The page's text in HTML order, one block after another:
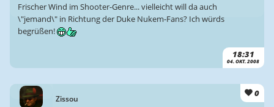
18:31
04. OKT. 2008
Frischer Wind im Shooter-Genre... vielleicht will da auch
\"jemand\" in Richtung der Duke Nukem-Fans? Ich würds
begrüßen!
Zissou
0